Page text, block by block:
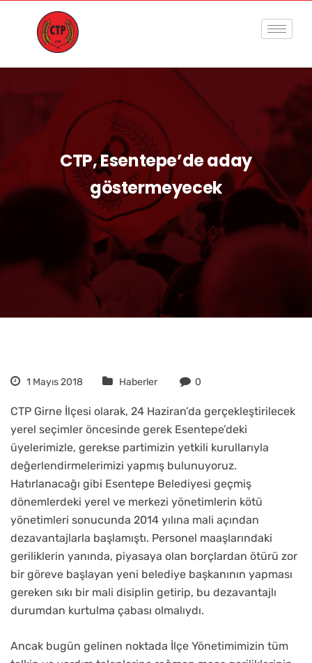
CTP, Esentepe’de aday
göstermeyecek
1 Mayıs 2018 Haberler 0
CTP Girne İlçesi olarak, 24 Haziran’da gerçekleştirilecek
yerel seçimler öncesinde gerek Esentepe’deki
üyelerimizle, gerekse partimizin yetkili kurullarıyla
değerlendirmelerimizi yapmış bulunuyoruz.
Hatırlanacağı gibi Esentepe Belediyesi geçmiş
dönemlerdeki yerel ve merkezi yönetimlerin kötü
yönetimleri sonucunda 2014 yılına mali açından
dezavantajlarla başlamıştı. Personel maaşlarındaki
geriliklerin yanında, piyasaya olan borçlardan ötürü zor
bir göreve başlayan yeni belediye başkanının yapması
gereken sıkı bir mali disiplin getirip, bu dezavantajlı
durumdan kurtulma çabası olmalıydı.
Ancak bugün gelinen noktada İlçe Yönetimimizin tüm